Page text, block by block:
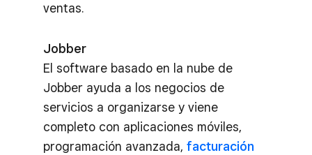
ventas.
Jobber
El software basado en la nube de
Jobber ayuda a los negocios de
servicios a organizarse y viene
completo con aplicaciones móviles,
programación avanzada, facturación